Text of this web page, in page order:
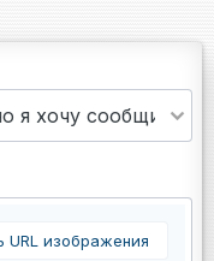
URL изображения